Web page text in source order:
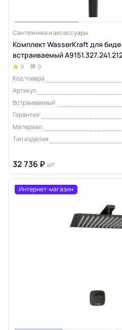
Сантехника и аксессуары
Комплект WasserKraft для
встраиваемый
0 0
Код товара
Артикул
Встраиваемый
Гарантия
Материал
Тип изделия
32 736 ₽ шт
Интернет-магазин